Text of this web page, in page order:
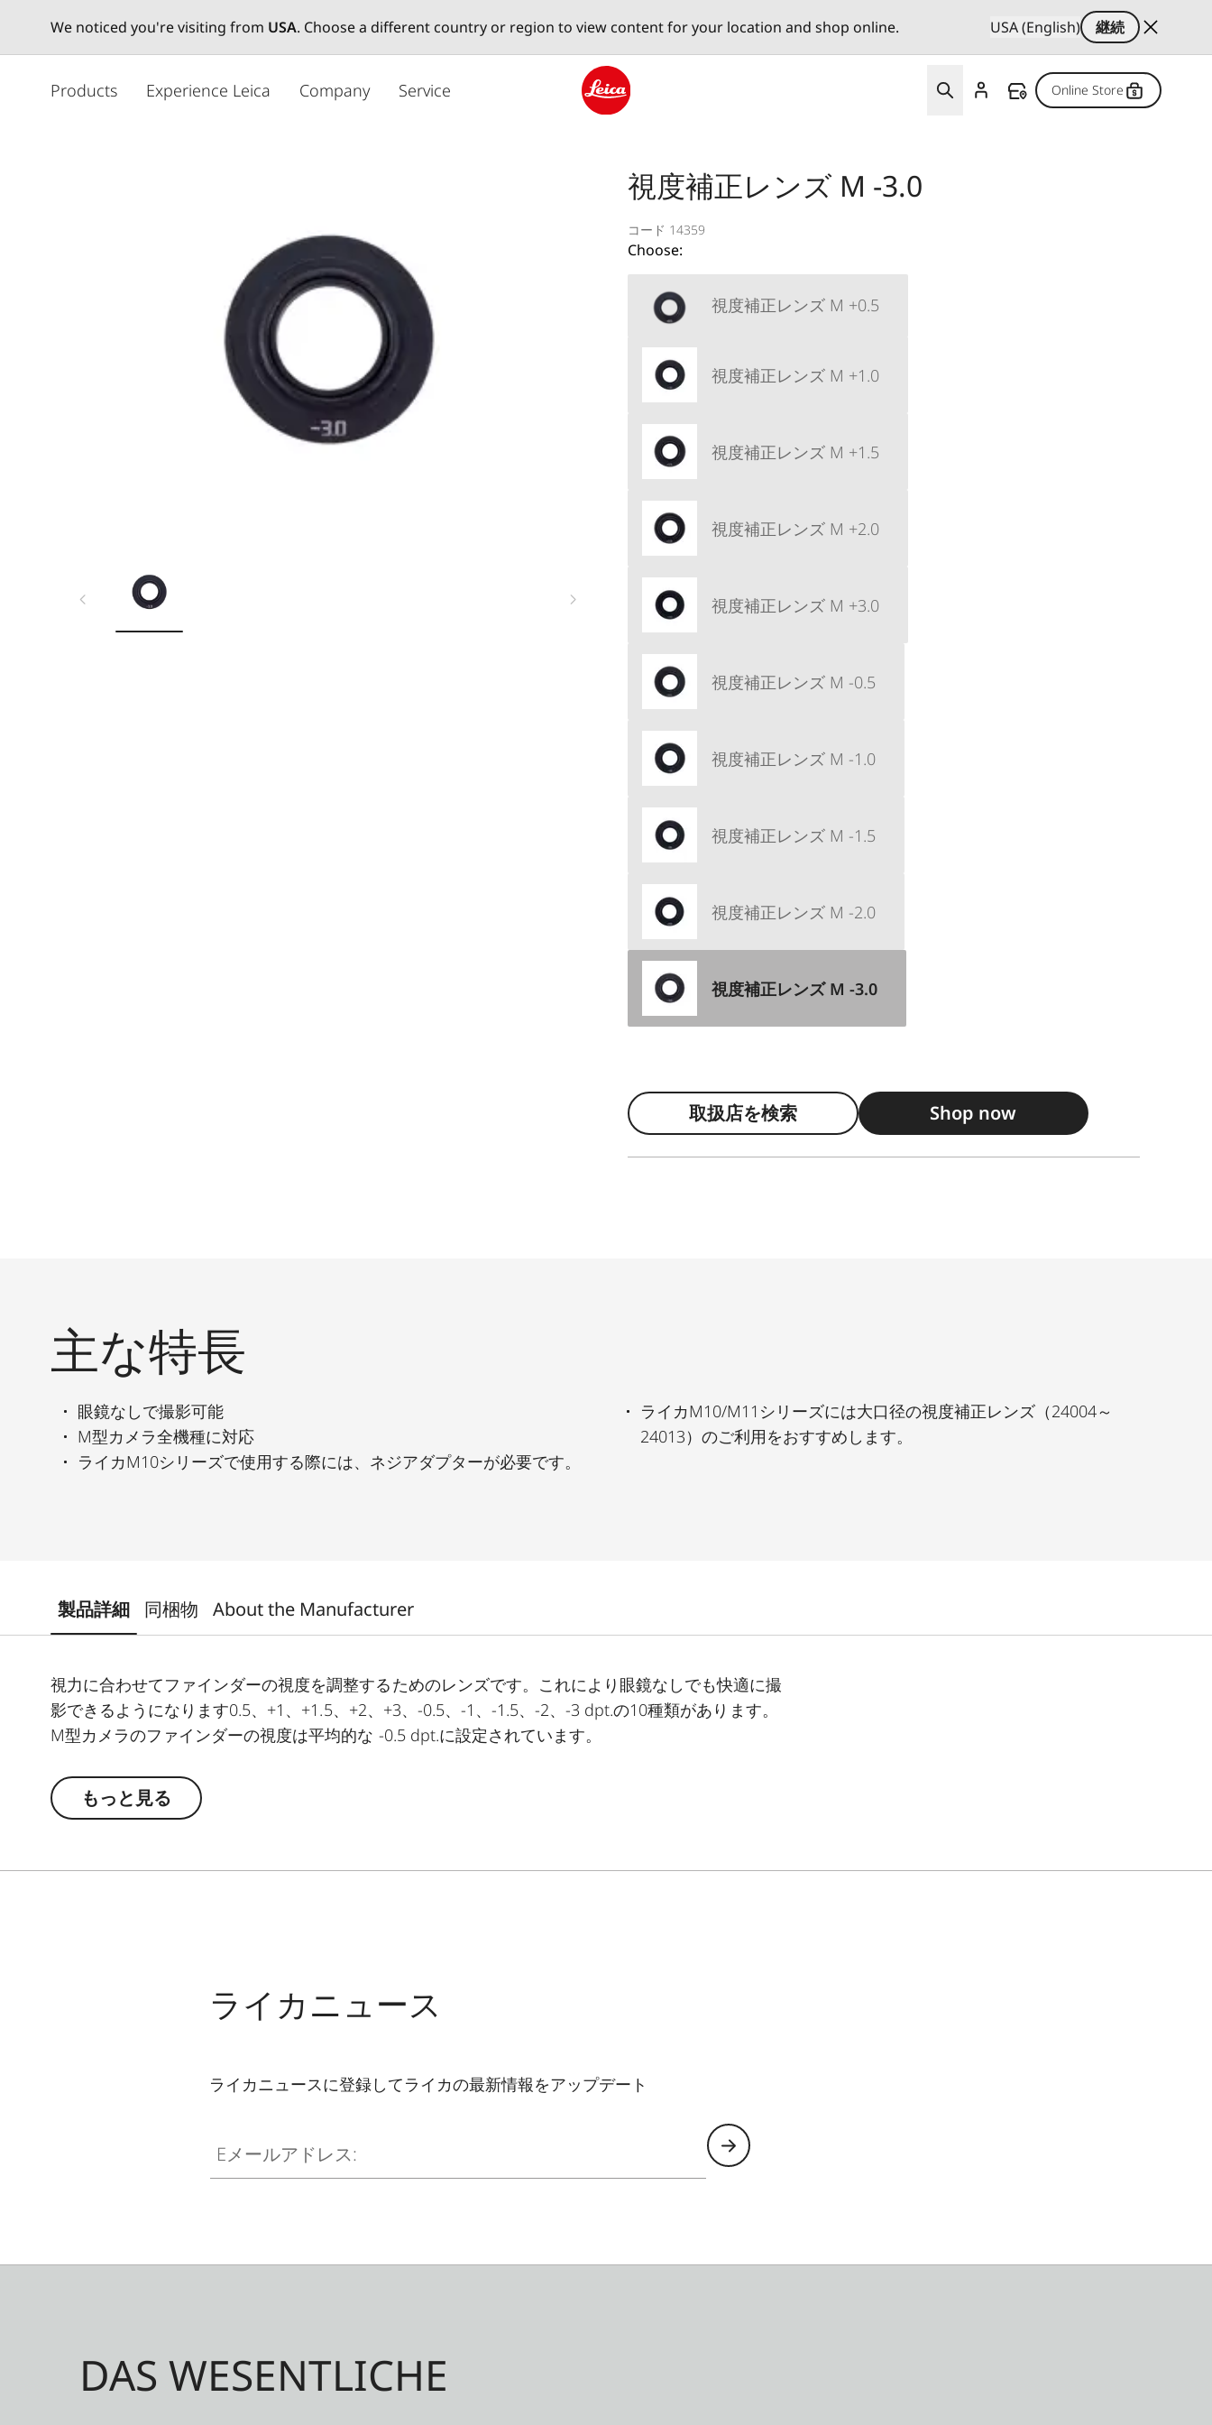
We noticed you're visiting from USA. Choose a different country or region to view content for your location and shop online. USA (English)
継続
Products Experience Leica Company Service Online Store
視度補正レンズ M -3.0
コード 14359
Choose:
視度補正レンズ M +0.5
視度補正レンズ M +1.0
視度補正レンズ M +1.5
視度補正レンズ M +2.0
視度補正レンズ M +3.0
視度補正レンズ M -0.5
視度補正レンズ M -1.0
視度補正レンズ M -1.5
視度補正レンズ M -2.0
視度補正レンズ M -3.0
取扱店を検索 Shop now
主な特長
眼鏡なしで撮影可能
M型カメラ全機種に対応
ライカM10シリーズで使用する際には、ネジアダプターが必要です。
ライカM10/M11シリーズには大口径の視度補正レンズ（24004～
24013）のご利用をおすすめします。
製品詳細 同梱物 About the Manufacturer
視力に合わせてファインダーの視度を調整するためのレンズです。これにより眼鏡なしでも快適に撮
影できるようになります0.5、+1、+1.5、+2、+3、-0.5、-1、-1.5、-2、-3 dpt.の10種類があります。
​​​​​​​M型カメラのファインダーの視度は平均的な -0.5 dpt.に設定されています。
もっと見る
ライカニュース
ライカニュースに登録してライカの最新情報をアップデート
DAS WESENTLICHE